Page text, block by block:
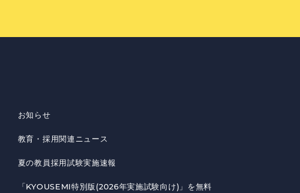
お知らせ
教育・採用関連ニュース
夏の教員採用試験実施速報
「KYOUSEMI特別版(2026年実施試験向け)」を無料